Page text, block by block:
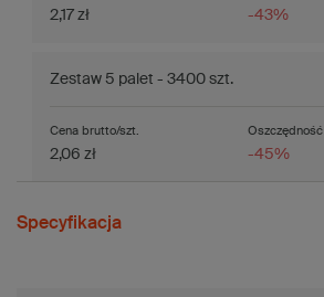
-43%
2,17 zł
Zestaw 5 palet - 3400 szt.
Oszczędność
-45%
Cena brutto/szt.
2,06 zł
Specyfikacja